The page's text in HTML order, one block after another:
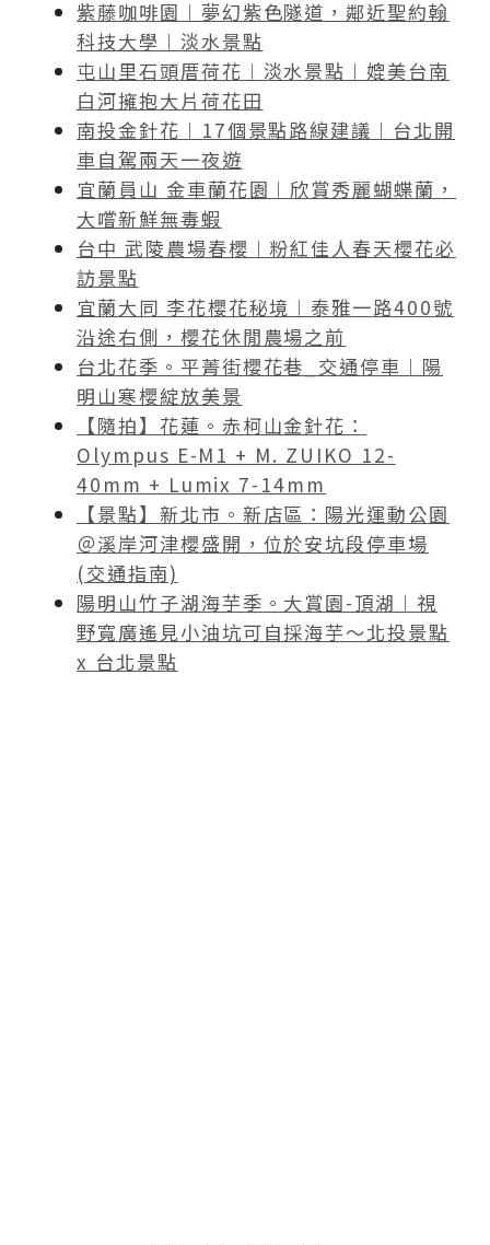
紫藤咖啡園︱夢幻紫色隧道，鄰近聖約翰
科技大學︱淡水景點
屯山里石頭厝荷花︱淡水景點︱媲美台南
白河擁抱大片荷花田
南投金針花︱17個景點路線建議︱台北開
車自駕兩天一夜遊
宜蘭員山 金車蘭花園︱欣賞秀麗蝴蝶蘭，
大嚐新鮮無毒蝦
台中 武陵農場春櫻︱粉紅佳人春天櫻花必
訪景點
宜蘭大同 李花櫻花秘境︱泰雅一路400號
沿途右側，櫻花休閒農場之前
台北花季。平菁街櫻花巷_交通停車︱陽
明山寒櫻綻放美景
【隨拍】花蓮。赤柯山金針花：
Olympus E-M1 + M. ZUIKO 12-
40mm + Lumix 7-14mm
【景點】新北市。新店區：陽光運動公園
＠溪岸河津櫻盛開，位於安坑段停車場
(交通指南)
陽明山竹子湖海芋季。大賞園-頂湖︱視
野寬廣遙見小油坑可自採海芋～北投景點
x 台北景點